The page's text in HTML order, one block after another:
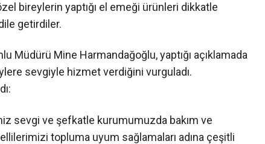
bireylerin yaptığı el emeği ürünleri dikkatle
getirdiler.
Müdürü Mine Harmandağoğlu, yaptığı açıklamada
sevgiyle hizmet verdiğini vurguladı.
sevgi ve şefkatle kurumumuzda bakım ve
topluma uyum sağlamaları adına çeşitli